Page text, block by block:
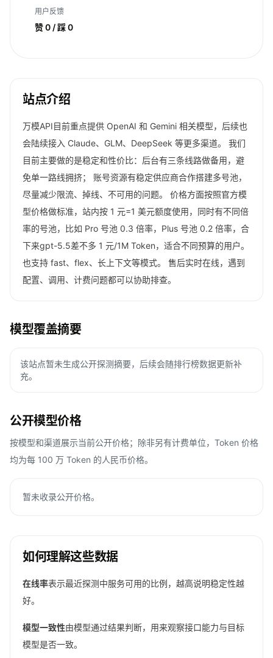
用户反馈
赞 0 / 踩 0
站点介绍
万模API目前重点提供 OpenAI 和 Gemini 相关模型，后续也
会陆续接入 Claude、GLM、DeepSeek 等更多渠道。 我们
目前主要做的是稳定和性价比：后台有三条线路做备用，避
免单一路线拥挤； 账号资源有稳定供应商合作搭建多号池，
尽量减少限流、掉线、不可用的问题。 价格方面按照官方模
型价格做标准，站内按 1 元=1 美元额度使用，同时有不同倍
率的号池，比如 Pro 号池 0.3 倍率，Plus 号池 0.2 倍率，合
下来gpt-5.5差不多 1 元/1M Token，适合不同预算的用户。
也支持 fast、flex、长上下文等模式。 售后实时在线，遇到
配置、调用、计费问题都可以协助排查。
模型覆盖摘要
该站点暂未生成公开探测摘要，后续会随排行榜数据更新补
充。
公开模型价格
按模型和渠道展示当前公开价格；除非另有计费单位，Token 价格
均为每 100 万 Token 的人民币价格。
暂未收录公开价格。
如何理解这些数据
在线率表示最近探测中服务可用的比例，越高说明稳定性越
好。
模型一致性由模型通过结果判断，用来观察接口能力与目标
模型是否一致。